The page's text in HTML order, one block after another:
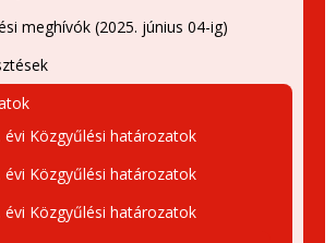
meghívók (2025. június 04-ig)
évi Közgyűlési határozatok
évi Közgyűlési határozatok
évi Közgyűlési határozatok